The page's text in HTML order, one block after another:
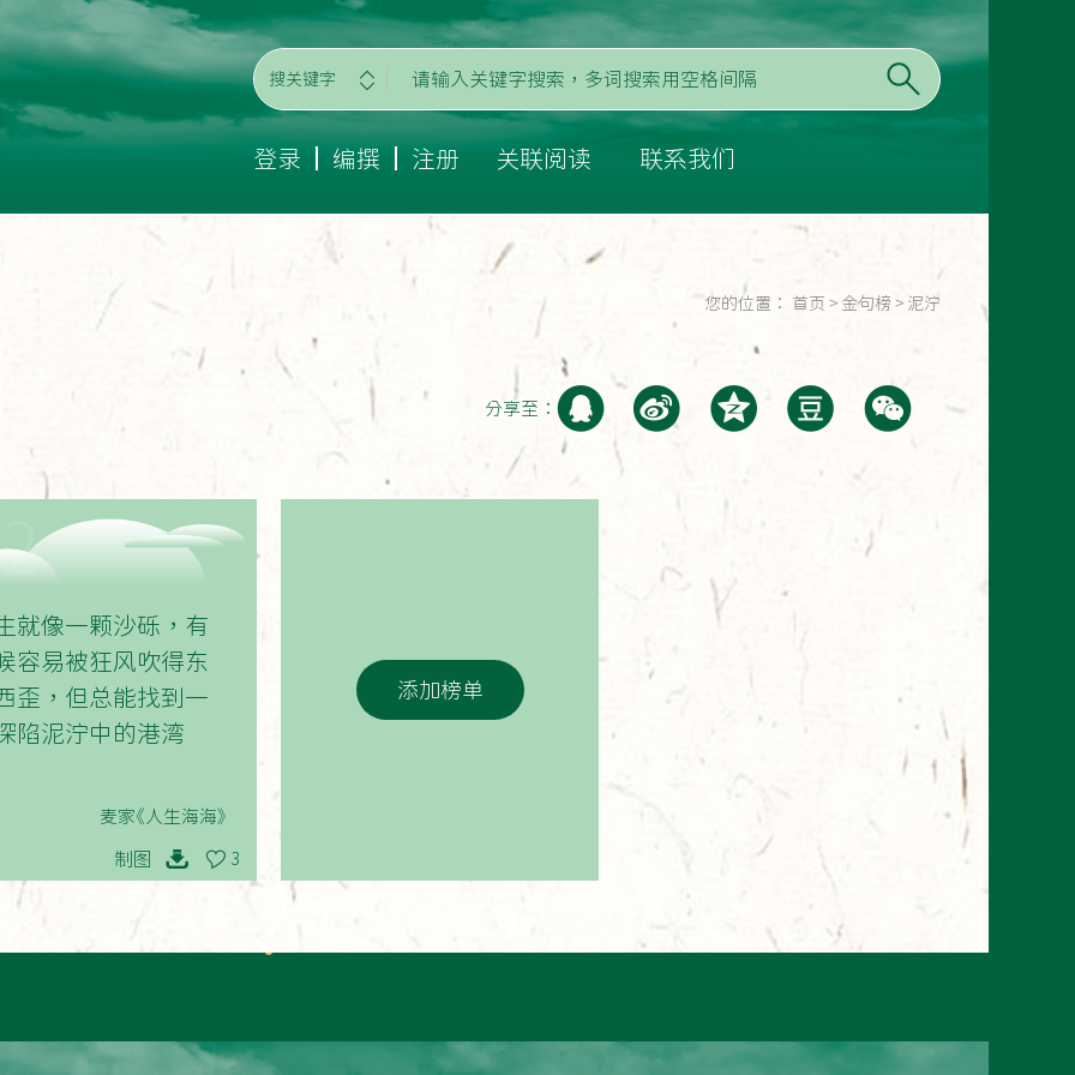
搜关键字
登录 编撰 注册 关联阅读 联系我们
您的位置： 首页 > 金句榜 > 泥泞
分享至：
就像一颗沙砾，有
容易被狂风吹得东
歪，但总能找到一
陷泥泞中的港湾
麦家《人生海海》
制图 3
添加榜单